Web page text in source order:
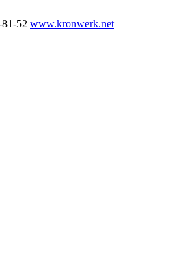
52 www.kronwerk.net